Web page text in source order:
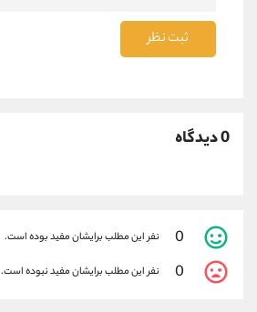
ثبت نظر
0 دیدگاه
0 نفر این مطلب برایشان مفید بوده است.
0 نفر این مطلب برایشان مفید نبوده است.